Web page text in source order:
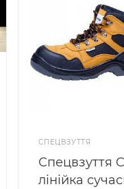
СПЕЦВЗУТТЯ
Спецвзуття
лінійка